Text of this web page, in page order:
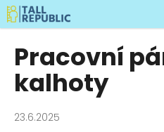
Přejít
na
obsah
Pracovní
kalhoty
23.6.2025
K
o
C
o
p